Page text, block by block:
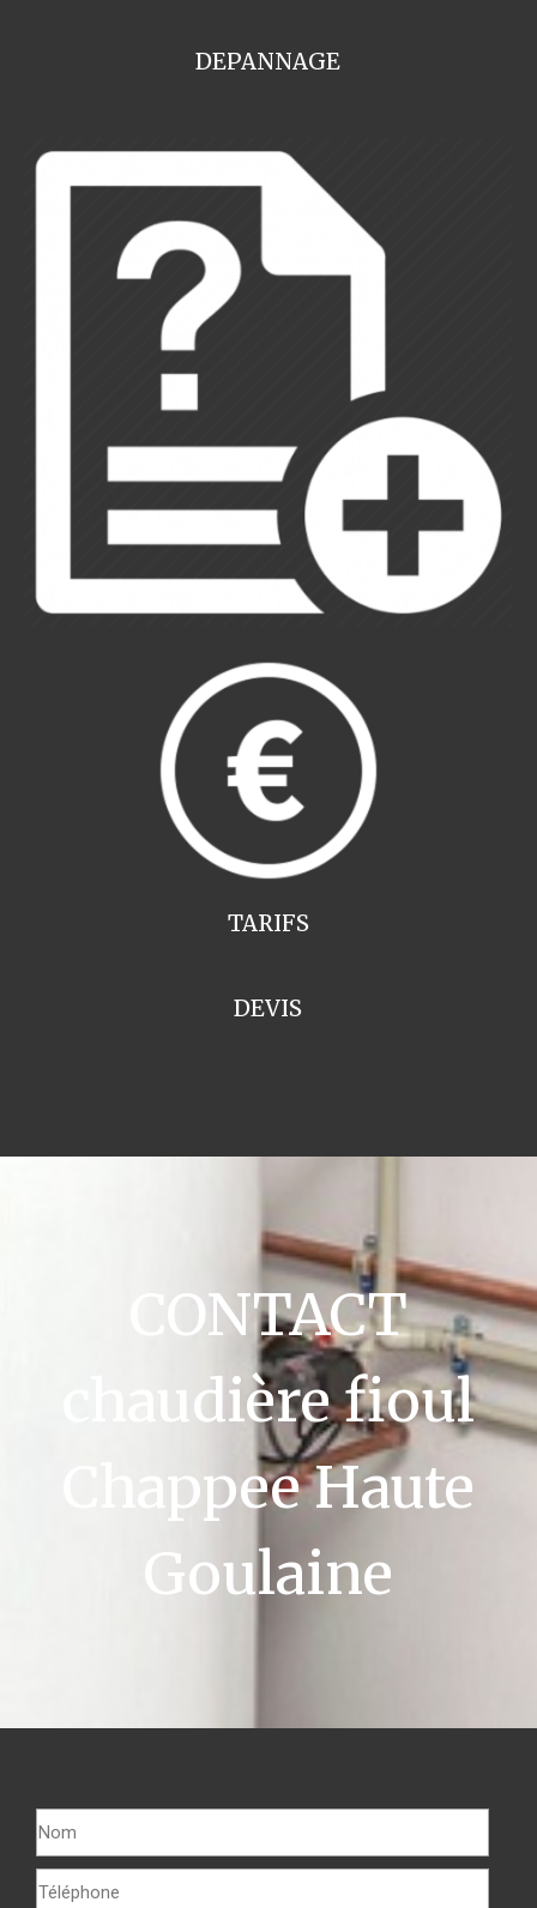
DEPANNAGE
TARIFS
DEVIS
CONTACT
chaudière fioul
Chappee Haute
Goulaine